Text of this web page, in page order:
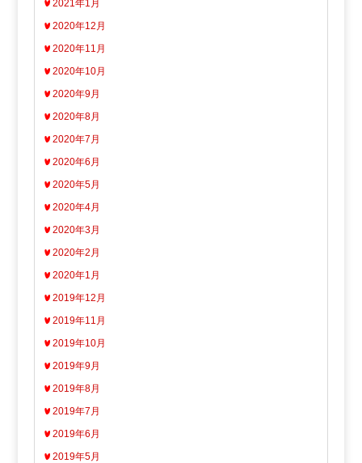
2021年1月
2020年12月
2020年11月
2020年10月
2020年9月
2020年8月
2020年7月
2020年6月
2020年5月
2020年4月
2020年3月
2020年2月
2020年1月
2019年12月
2019年11月
2019年10月
2019年9月
2019年8月
2019年7月
2019年6月
2019年5月